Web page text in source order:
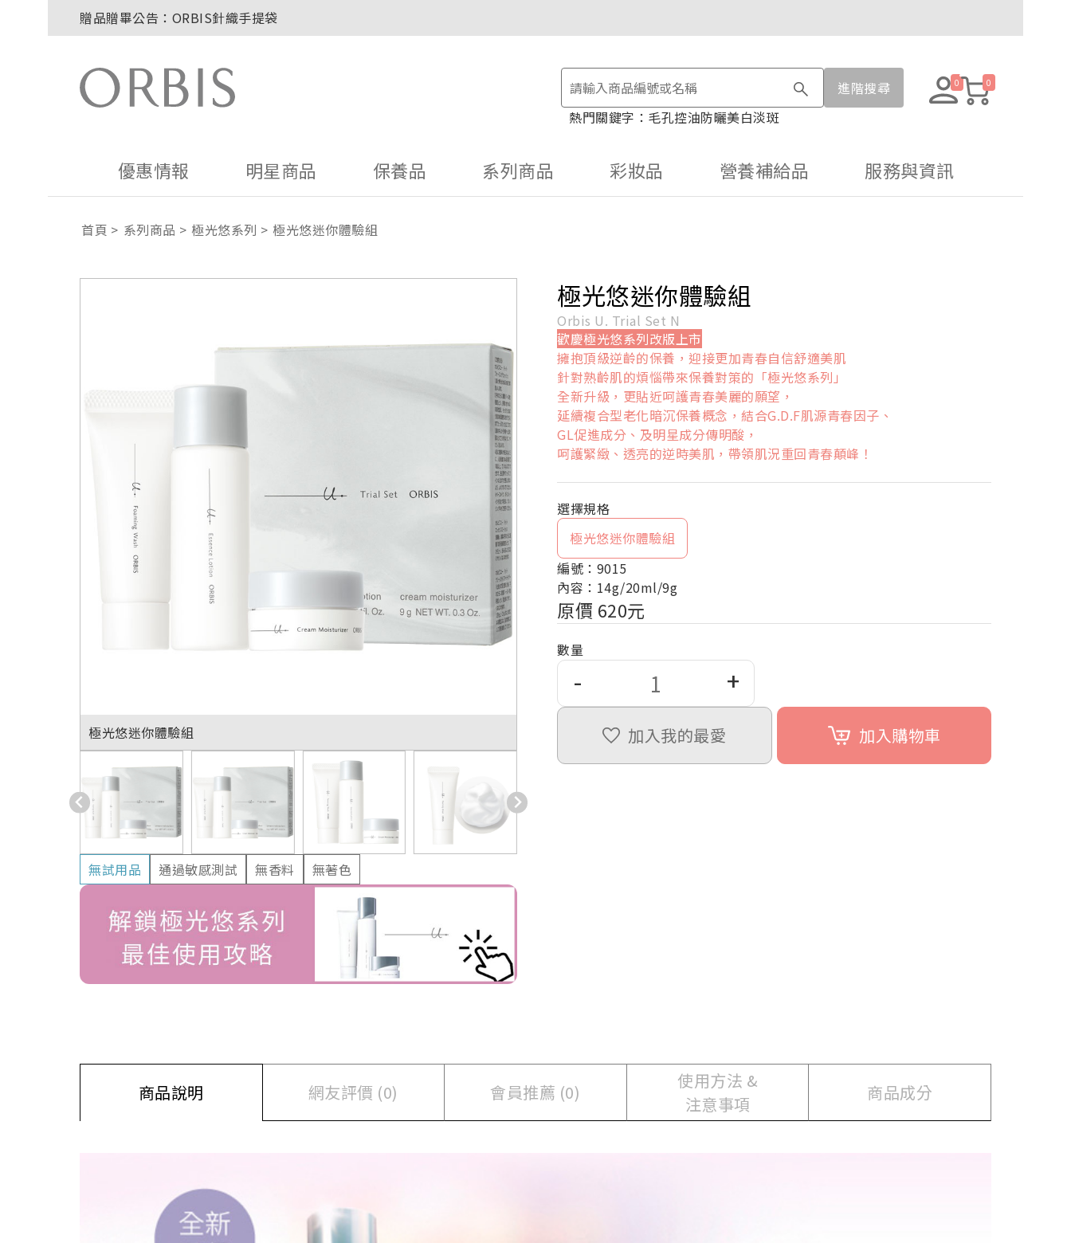
贈品贈畢公告：ORBIS針織手提袋
玉山卡友獨享優惠！2026年刷卡滿額送百元購物金！
8/1~8/8．紅利點數8倍送！
贈品贈畢公告：ORBIS大理石紋午茶杯
0 0
進階搜尋
毛孔控油防曬美白淡斑
優惠情報 明星商品 保養品 系列商品 彩妝品 營養補給品 服務與資訊
首頁 系列商品 極光悠系列 極光悠迷你體驗組
極光悠迷你體驗組
無試用品 通過敏感測試 無香料 無著色
極光悠迷你體驗組
Orbis U. Trial Set N
歡慶極光悠系列改版上市
擁抱頂級逆齡的保養，迎接更加青春自信舒適美肌
針對熟齡肌的煩惱帶來保養對策的「極光悠系列」
全新升級，更貼近呵護青春美麗的願望，
延續複合型老化暗沉保養概念，結合G.D.F肌源青春因子、
GL促進成分、及明星成分傳明酸，
呵護緊緻、透亮的逆時美肌，帶領肌況重回青春顛峰！
極光悠迷你體驗組
編號：9015
內容：14g/20ml/9g
原價 620元
數量
- +
加入我的最愛 加入購物車
商品說明 網友評價 (0) 會員推薦 (0)
使用方法 &
注意事項
商品成分